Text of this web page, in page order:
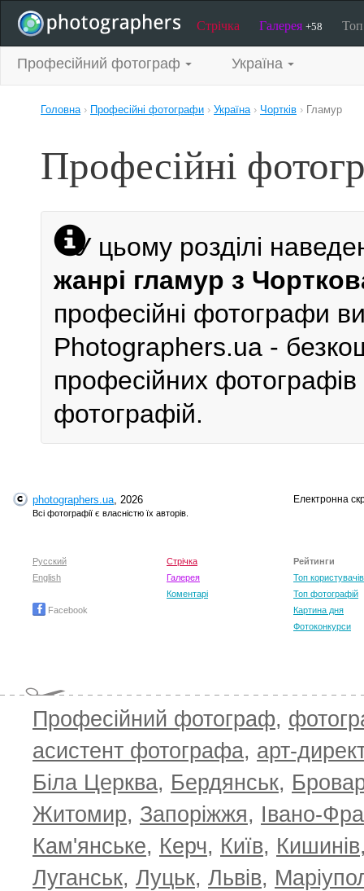
Стрічка Галерея +58
Професійний фотограф Україна
Головна› Професійні фотографи › Україна› Чортків › Гламур
Професійні
У цьому розділі
жанрі гламур з
професійні фотографи
Photographers.ua -
професійних фотографів
фотографій.
photographers.ua, 2026
Всі фотографії є власністю їх авторів.
Електронна
Русский
English
Facebook
Стрічка
Галерея
Коментарі
Рейтинги
Топ користувачів
Топ фотографій
Картина дня
Фотоконкурси
Професійний фотограф,
асистент фотографа, арт-
Біла Церква, Бердянськ,
Житомир, Запоріжжя, Івано-
Кам'янське, Керч, Київ, Кишинів
Луганськ, Луцьк, Львів,